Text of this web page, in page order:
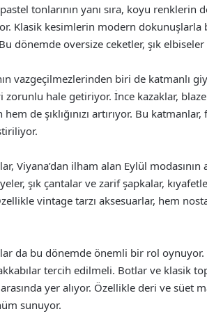
tonlarının yanı sıra, koyu renklerin
Klasik kesimlerin modern
dönemde oversize ceketler, şık
vazgeçilmezlerinden biri de katmanlı
hale getiriyor. İnce kazaklar,
hem de şıklığınızı artırıyor. Bu
Viyana’dan ilham alan Eylül
şık çantalar ve zarif şapkalar,
vintage tarzı aksesuarlar, hem
da bu dönemde önemli bir rol oynuyor.
tercih edilmeli. Botlar ve klasik
yer alıyor. Özellikle deri ve süet
sunuyor.